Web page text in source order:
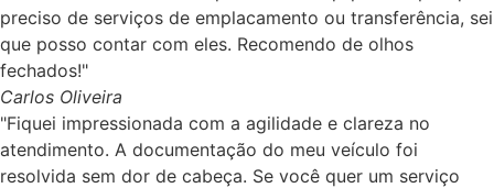
preciso de serviços de emplacamento ou transferência, sei
que posso contar com eles. Recomendo de olhos
fechados!"
Carlos Oliveira
"Fiquei impressionada com a agilidade e clareza no
atendimento. A documentação do meu veículo foi
resolvida sem dor de cabeça. Se você quer um serviço